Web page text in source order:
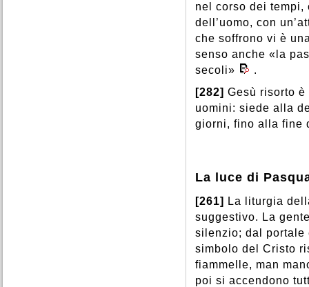
nel corso dei
dell’uomo, con
che soffrono vi è
senso anche «la
secoli»
.
[282] Gesù risorto
uomini: siede alla
giorni, fino alla fine
La luce di
[261]
La liturgia
suggestivo. La
silenzio; dal portale
simbolo del Cristo
fiammelle, man
poi si accendono